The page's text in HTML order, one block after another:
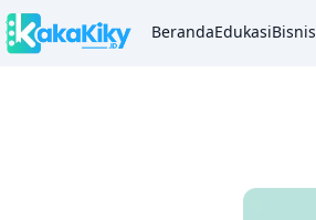
BerandaEdukasiBisnis